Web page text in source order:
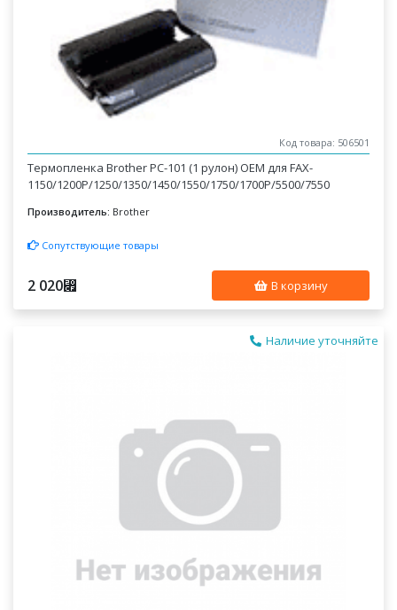
Код товара: 506501
Термопленка Brother PC-101 (1 рулон) OEM для FAX-
1150/1200P/1250/1350/1450/1550/1750/1700P/5500/7550
Производитель: Brother
Сопутствующие товары
2 020⃏ В корзину
Наличие уточняйте